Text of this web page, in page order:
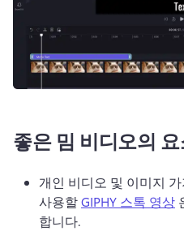
좋은 밈 비디오의
개인 비디오 및 이미지
사용할 GIPHY 스톡 영상
합니다.